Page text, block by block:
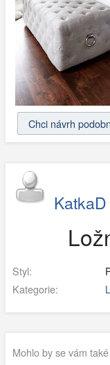
Chci návrh
KatkaD
Styl:
Kategorie:
Mohlo by se vám